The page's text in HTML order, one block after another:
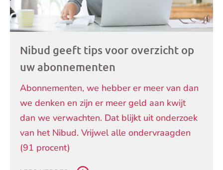
Nibud geeft tips voor overzicht op
uw abonnementen
Abonnementen, we hebber er meer van dan
we denken en zijn er meer geld aan kwijt
dan we verwachten. Dat blijkt uit onderzoek
van het Nibud. Vrijwel alle ondervraagden
(91 procent)